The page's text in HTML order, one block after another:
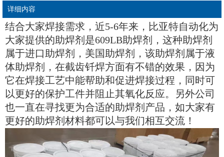
详细内容
结合大家焊接需求，近5-6年来，比亚特自动化为
大家提供的助焊剂是609LB助焊剂，这种助焊剂
属于进口助焊剂，美国助焊剂，该助焊剂属于液
体助焊剂，在截齿钎焊方面有不错的效果，因为
它在焊接工艺中能帮助和促进焊接过程，同时可
以更好的保护工件并阻止其氧化反应。另外公司
也一直在寻找更为合适的助焊剂产品，如大家有
更好的助焊剂材料都可以与我们相互交流！